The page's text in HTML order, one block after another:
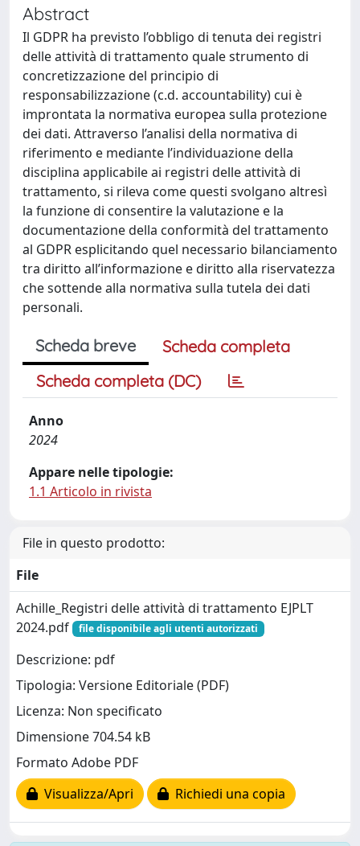
Abstract
Il GDPR ha previsto l’obbligo di tenuta dei registri
delle attività di trattamento quale strumento di
concretizzazione del principio di
responsabilizzazione (c.d. accountability) cui è
improntata la normativa europea sulla protezione
dei dati. Attraverso l’analisi della normativa di
riferimento e mediante l’individuazione della
disciplina applicabile ai registri delle attività di
trattamento, si rileva come questi svolgano altresì
la funzione di consentire la valutazione e la
documentazione della conformità del trattamento
al GDPR esplicitando quel necessario bilanciamento
tra diritto all’informazione e diritto alla riservatezza
che sottende alla normativa sulla tutela dei dati
personali.
Scheda breve
Scheda completa
Scheda completa (DC)
Anno
2024
Appare nelle tipologie:
1.1 Articolo in rivista
File in questo prodotto:
File
Achille_Registri delle attività di trattamento EJPLT
2024.pdf
file disponibile agli utenti autorizzati
Descrizione: pdf
Tipologia: Versione Editoriale (PDF)
Licenza: Non specificato
Dimensione 704.54 kB
Formato Adobe PDF
Visualizza/Apri
Richiedi una copia